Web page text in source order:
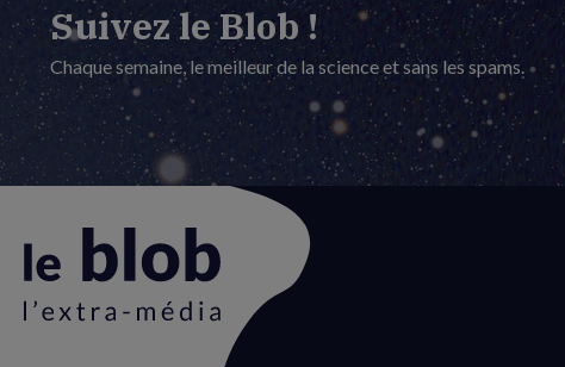
Suivez le Blob !
Chaque semaine, le meilleur de la science et sans les spams.